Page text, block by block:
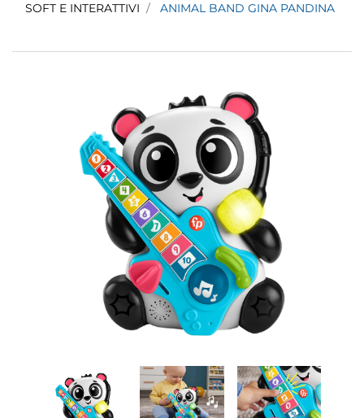
SOFT E INTERATTIVI ANIMAL BAND GINA PANDINA